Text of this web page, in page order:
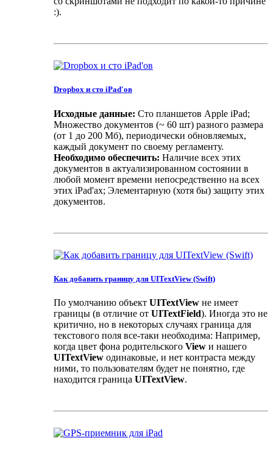
:).
Dropbox и сто iPad'ов
Исходные данные: Сто планшетов Apple iPad;
Множество документов (~ 60 шт) разного размера
(от 1 до 200 Мб), периодически обновляемых,
каждый документ по своему регламенту.
Необходимо обеспечить: Наличие всех этих
документов в актуализированном состоянии в
любой момент времени непосредственно на всех
этих iPad'ах; Элементарную (хотя бы) защиту этих
документов.
Как добавить границу для UITextView (Swift)
По умолчанию объект UITextView не имеет
границы (в отличие от UITextField). Иногда это не
критично, но в некоторых случаях граница для
текстового поля все-таки необходима: Например,
когда цвет фона родительского View и нашего
UITextView одинаковые, и нет контраста между
ними, то пользователям будет не понятно, где
находится граница UITextView.